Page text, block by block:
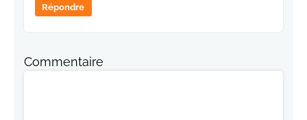
Répondre
Commentaire